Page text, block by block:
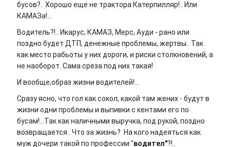
бусов?.. Хорошо еще не трактора Катерпилляр!.. Или
КАМАЗа!...
Водитель?!.. Икарус, КАМАЗ, Мерс, Ауди - рано или
поздно будет ДТП, денежные проблемы, жертвы.. Так
как место рабьоты у них дороги, и риски столкновений, а
не наоборот. Сама среза под них такая!
И вообще,образ жизни водителей!...
Сразу ясно, что гол как сокол, какой там жених - будут в
жизни одни проблемы и выпивки с кентами его по
бусам!...Так как наличными выручка, под рукой, поздно
возвращается.. Что за жизнь? На кого надеяться как
муж дочери такой по профессии "водител"?!..